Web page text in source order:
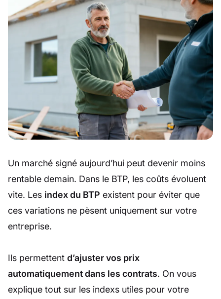
Un marché signé aujourd’hui peut devenir moins
rentable demain. Dans le BTP, les coûts évoluent
vite. Les index du BTP existent pour éviter que
ces variations ne pèsent uniquement sur votre
entreprise.
Ils permettent d’ajuster vos prix
automatiquement dans les contrats. On vous
explique tout sur les indexs utiles pour votre